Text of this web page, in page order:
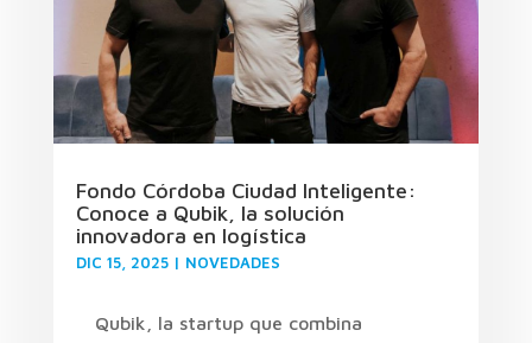
Fondo Córdoba Ciudad Inteligente:
Conoce a Qubik, la solución
innovadora en logística
DIC 15, 2025| NOVEDADES
Qubik, la startup que combina